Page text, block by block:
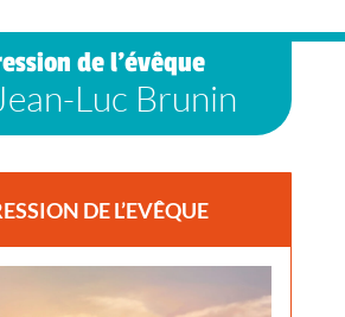
de l’évêque
Luc Brunin
DE L’EVÊQUE